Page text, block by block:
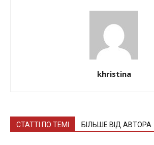
khristina
СТАТТІ ПО ТЕМІ БІЛЬШЕ ВІД АВТОРА